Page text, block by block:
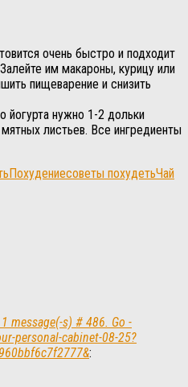
очень быстро и подходит
им макароны, курицу или
пищеварение и снизить
йогурта нужно 1-2 дольки
листьев. Все ингредиенты
Похудениесоветы похудетьЧай
message(-s) # 486. Go -
personal-cabinet-08-25?
: